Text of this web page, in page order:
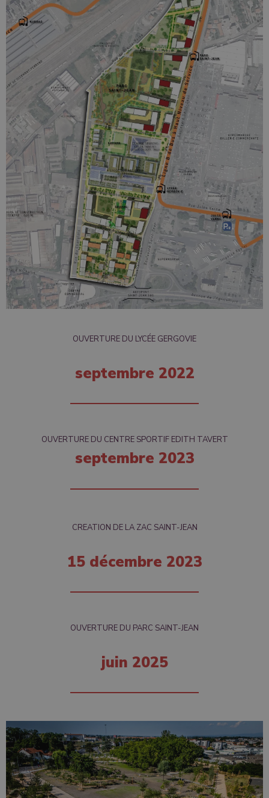
OUVERTURE DU LYCÉE GERGOVIE
septembre 2022
OUVERTURE DU CENTRE SPORTIF EDITH TAVERT
septembre 2023
CREATION DE LA ZAC SAINT-JEAN
15 décembre 2023
OUVERTURE DU PARC SAINT-JEAN
juin 2025